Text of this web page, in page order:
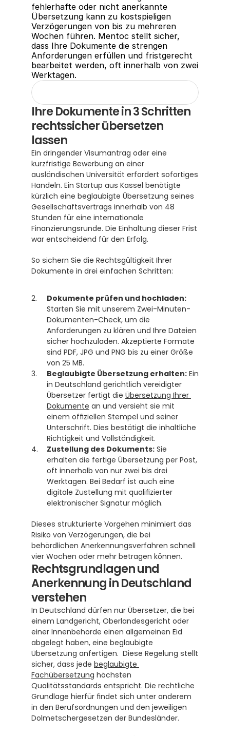
fehlerhafte oder nicht anerkannte
Übersetzung kann zu kostspieligen
Verzögerungen von bis zu mehreren
Wochen führen. Mentoc stellt sicher,
dass Ihre Dokumente die strengen
Anforderungen erfüllen und fristgerecht
bearbeitet werden, oft innerhalb von zwei
Werktagen.
Ihre Dokumente in 3 Schritten
rechtssicher übersetzen
lassen
Ein dringender Visumantrag oder eine
kurzfristige Bewerbung an einer
ausländischen Universität erfordert sofortiges
Handeln. Ein Startup aus Kassel benötigte
kürzlich eine beglaubigte Übersetzung seines
Gesellschaftsvertrags innerhalb von 48
Stunden für eine internationale
Finanzierungsrunde. Die Einhaltung dieser Frist
war entscheidend für den Erfolg.
So sichern Sie die Rechtsgültigkeit Ihrer
Dokumente in drei einfachen Schritten:
Dokumente prüfen und hochladen:
Starten Sie mit unserem Zwei-Minuten-
Dokumenten-Check, um die
Anforderungen zu klären und Ihre Dateien
sicher hochzuladen. Akzeptierte Formate
sind PDF, JPG und PNG bis zu einer Größe
von 25 MB.
Beglaubigte Übersetzung erhalten: Ein
in Deutschland gerichtlich vereidigter
Übersetzer fertigt die Übersetzung Ihrer
Dokumente an und versieht sie mit
einem offiziellen Stempel und seiner
Unterschrift. Dies bestätigt die inhaltliche
Richtigkeit und Vollständigkeit.
Zustellung des Dokuments: Sie
erhalten die fertige Übersetzung per Post,
oft innerhalb von nur zwei bis drei
Werktagen. Bei Bedarf ist auch eine
digitale Zustellung mit qualifizierter
elektronischer Signatur möglich.
Dieses strukturierte Vorgehen minimiert das
Risiko von Verzögerungen, die bei
behördlichen Anerkennungsverfahren schnell
vier Wochen oder mehr betragen können.
Rechtsgrundlagen und
Anerkennung in Deutschland
verstehen
In Deutschland dürfen nur Übersetzer, die bei
einem Landgericht, Oberlandesgericht oder
einer Innenbehörde einen allgemeinen Eid
abgelegt haben, eine beglaubigte
Übersetzung anfertigen.  Diese Regelung stellt
sicher, dass jede beglaubigte
Fachübersetzung höchsten
Qualitätsstandards entspricht. Die rechtliche
Grundlage hierfür findet sich unter anderem
in den Berufsordnungen und den jeweiligen
Dolmetschergesetzen der Bundesländer.